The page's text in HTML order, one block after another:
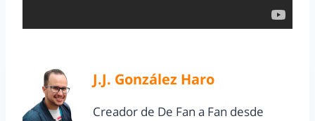
J.J. González Haro
Creador de De Fan a Fan desde